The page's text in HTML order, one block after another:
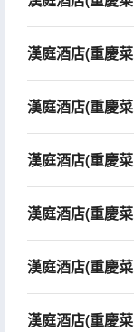
漢庭酒店(重慶
漢庭酒店(重慶
漢庭酒店(重慶
漢庭酒店(重慶
漢庭酒店(重慶
漢庭酒店(重慶